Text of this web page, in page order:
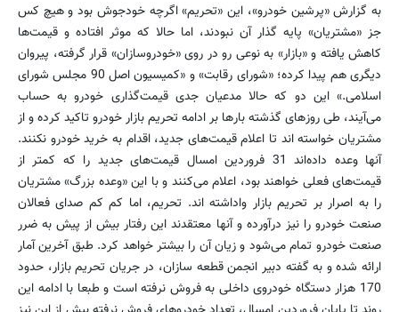
به گزارش «پرشین خودرو»، این «تحریم» اگرچه خودجوش بود و هیچ کس
جز «مشتریان» پایه گذار آن نبودند، اما حالا که موثر افتاده و قیمت‌ها
کاهش یافته و «بازار» به نوعی رو در روی «خودروسازان» قرار گرفته، پیروان
دیگری هم پیدا کرده؛ «شورای رقابت» و «کمیسیون اصل 90 مجلس شورای
اسلامی.» این دو که حالا مدعیان جدی قیمت‌گذاری خودرو به حساب
می‌آیند، طی روزهای گذشته بارها بر ادامه تحریم بازار خودرو تاکید کرده و از
مشتریان خواسته اند تا اعلام قیمت‌های جدید، اقدام به خرید خودرو نکنند.
آنها وعده داده‌اند 31 فروردین امسال قیمت‌های جدید را که کمتر از
قیمت‌های فعلی خواهند بود، اعلام می‌کنند و با این «وعده بزرگ» مشتریان
را به اصرار بر تحریم بازار واداشته اند. تحریم، اما کم کم صدای فعالان
صنعت خودرو را نیز درآورده و آنها معتقدند این رفتار بیش از پیش به ضرر
صنعت خودرو تمام می‌شود و زیان آن را بیشتر خواهد کرد. طبق آخرین آمار
ارائه شده و به گفته دبیر انجمن قطعه سازان، در جریان تحریم بازار، حدود
170 هزار دستگاه خودروی داخلی به فروش نرفته است و طبعا با ادامه این